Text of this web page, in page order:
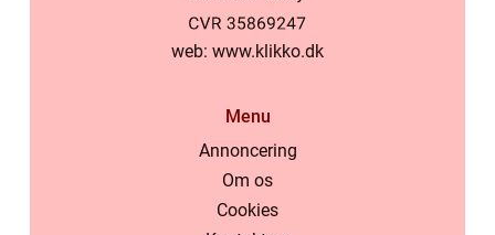
web: www.klikko.dk
Menu
Annoncering
Om os
Cookies